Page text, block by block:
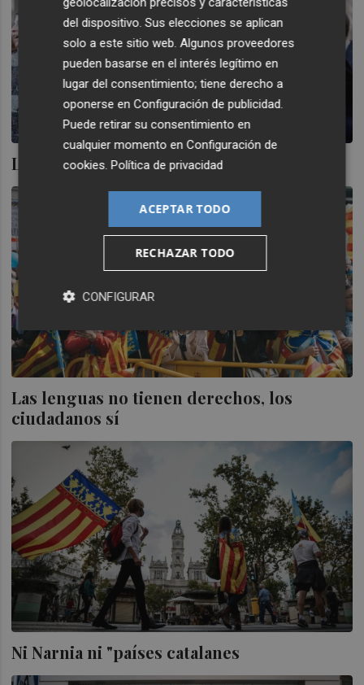
La cuesta de enero son Sánchez y Puig
Las lenguas no tienen derechos, los
ciudadanos sí
Ni Narnia ni "países catalanes
del dispositivo. Sus elecciones se aplican
solo a este sitio web. Algunos proveedores
pueden basarse en el interés legítimo en
lugar del consentimiento; tiene derecho a
oponerse enConfiguración de publicidad.
Puede retirar su consentimiento en
cualquier momento enConfiguración de
cookies.Política de privacidad
ACEPTAR TODO
RECHAZAR TODO
CONFIGURAR